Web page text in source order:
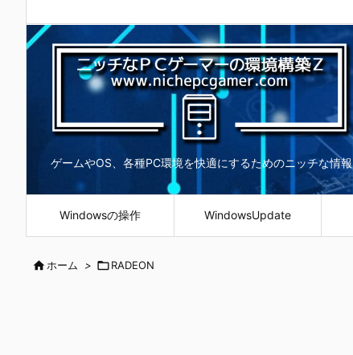
ゲームやOS、各種PC環境を快適にするためのニッチな情報
Windowsの操作 WindowsUpdate
ホーム > RADEON